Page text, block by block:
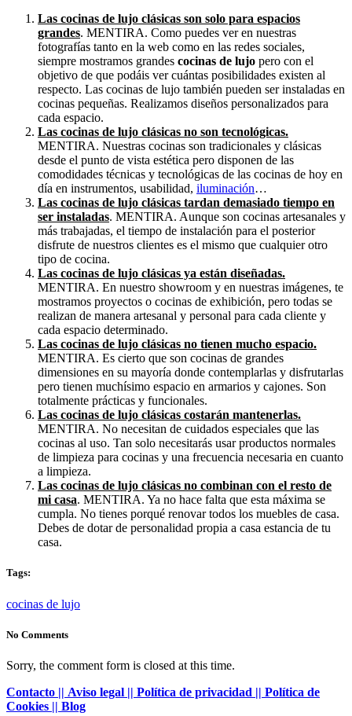
Las cocinas de lujo clásicas son solo para espacios
grandes. MENTIRA. Como puedes ver en nuestras
fotografías tanto en la web como en las redes sociales,
siempre mostramos grandes cocinas de lujo pero con el
objetivo de que podáis ver cuántas posibilidades existen al
respecto. Las cocinas de lujo también pueden ser instaladas en
cocinas pequeñas. Realizamos diseños personalizados para
cada espacio.
Las cocinas de lujo clásicas no son tecnológicas.
MENTIRA. Nuestras cocinas son tradicionales y clásicas
desde el punto de vista estética pero disponen de las
comodidades técnicas y tecnológicas de las cocinas de hoy en
día en instrumentos, usabilidad, iluminación…
Las cocinas de lujo clásicas tardan demasiado tiempo en
ser instaladas. MENTIRA. Aunque son cocinas artesanales y
más trabajadas, el tiempo de instalación para el posterior
disfrute de nuestros clientes es el mismo que cualquier otro
tipo de cocina.
Las cocinas de lujo clásicas ya están diseñadas.
MENTIRA. En nuestro showroom y en nuestras imágenes, te
mostramos proyectos o cocinas de exhibición, pero todas se
realizan de manera artesanal y personal para cada cliente y
cada espacio determinado.
Las cocinas de lujo clásicas no tienen mucho espacio.
MENTIRA. Es cierto que son cocinas de grandes
dimensiones en su mayoría donde contemplarlas y disfrutarlas
pero tienen muchísimo espacio en armarios y cajones. Son
totalmente prácticas y funcionales.
Las cocinas de lujo clásicas costarán mantenerlas.
MENTIRA. No necesitan de cuidados especiales que las
cocinas al uso. Tan solo necesitarás usar productos normales
de limpieza para cocinas y una frecuencia necesaria en cuanto
a limpieza.
Las cocinas de lujo clásicas no combinan con el resto de
mi casa. MENTIRA. Ya no hace falta que esta máxima se
cumpla. No tienes porqué renovar todos los muebles de casa.
Debes de dotar de personalidad propia a casa estancia de tu
casa.
Tags:
cocinas de lujo
No Comments
Sorry, the comment form is closed at this time.
Contacto || Aviso legal || Política de privacidad || Política de
Cookies || Blog